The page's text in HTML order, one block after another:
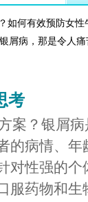
如何有效预防女
屑病，那是令人
考
案？银屑
的病情、
对性强的
服药物和